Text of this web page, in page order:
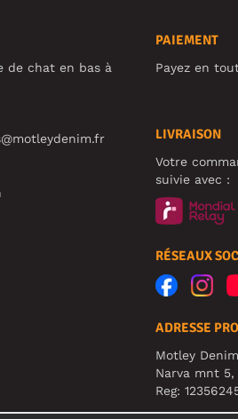
de chat en bas à
PAIEMENT
Payez en
LIVRAISON
Votre
suivie avec :
RÉSEAUX
ADRESSE
Motley
Narva mnt 5,
Reg: